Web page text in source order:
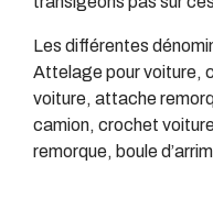
Les différentes
Attelage pour voiture,
voiture, attache
camion, crochet
remorque, boule